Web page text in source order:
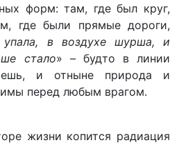
форм: там, где был круг,
где были прямые дороги,
упала, в воздухе шурша, и
стало» – будто в линии
и отныне природа и
перед любым врагом.
жизни копится радиация